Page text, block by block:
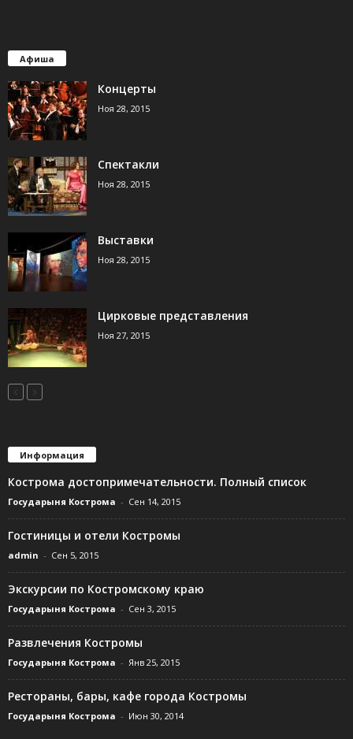
Афиша
Концерты
Ноя 28, 2015
Спектакли
Ноя 28, 2015
Выставки
Ноя 28, 2015
Цирковые представления
Ноя 27, 2015
Информация
Кострома достопримечательности. Полный список
Государыня Кострома - Сен 14, 2015
Гостиницы и отели Костромы
admin - Сен 5, 2015
Экскурсии по Костромскому краю
Государыня Кострома - Сен 3, 2015
Развлечения Костромы
Государыня Кострома - Янв 25, 2015
Рестораны, бары, кафе города Костромы
Государыня Кострома - Июн 30, 2014